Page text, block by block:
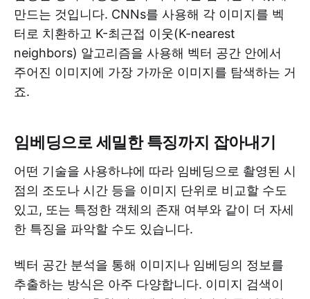
만드는 것입니다. CNNs를 사용해 각 이미지를 벡
터로 치환하고 K-최근접 이웃(K-nearest
neighbors) 알고리즘을 사용해 벡터 공간 안에서
주어진 이미지에 가장 가까운 이미지를 탐색하는 거
죠.
임베딩으로 세밀한 특징까지 잡아내기
어떤 기술을 사용하냐에 따라 임베딩으로 촬영된 시
점의 조도나 시간 등을 이미지 단위로 비교할 수도
있고, 또는 특정한 객체의 존재 여부와 같이 더 자세
한 특징을 파악할 수도 있습니다.
벡터 공간 분석을 통해 이미지나 임베딩의 정보를
추출하는 방식은 아주 다양합니다. 이미지 검색이